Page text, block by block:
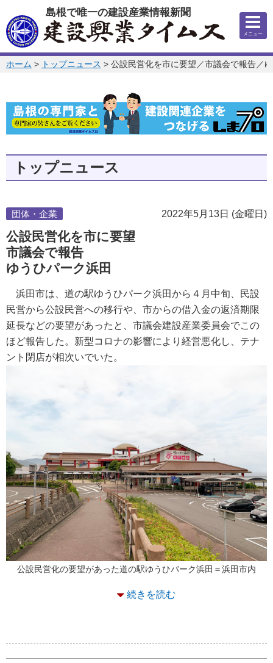
このページの本文へ
島根で唯一の建設産業情報新聞
メニュー
このページの位置:
ホーム > トップニュース > 公設民営化を市に要望／市議会で報告／
トップニュース
2022年5月13日 (金曜日)
団体・企業
公設民営化を市に要望
市議会で報告
ゆうひパーク浜田
浜田市は、道の駅ゆうひパーク浜田から４月中旬、民設
民営から公設民営への移行や、市からの借入金の返済期限
延長などの要望があったと、市議会建設産業委員会でこの
ほど報告した。新型コロナの影響により経営悪化し、テナ
ント閉店が相次いでいた。
公設民営化の要望があった道の駅ゆうひパーク浜田＝浜田市内
続きを読む